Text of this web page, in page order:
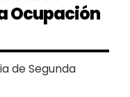
Ocupación
de Segunda